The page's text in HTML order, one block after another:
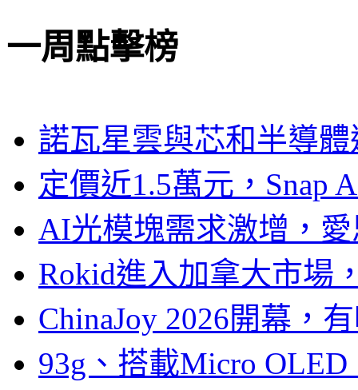
一周點擊榜
諾瓦星雲與芯和半導
定價近1.5萬元，Snap
AI光模塊需求激增，
Rokid進入加拿大市場
ChinaJoy 2026開幕，
93g、搭載Micro